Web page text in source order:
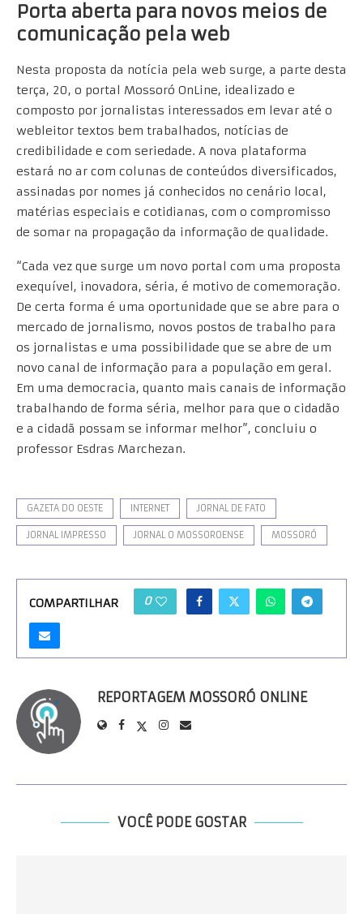
Porta aberta para novos meios de
comunicação pela web
Nesta proposta da notícia pela web surge, a parte desta
terça, 20, o portal Mossoró OnLine, idealizado e
composto por jornalistas interessados em levar até o
webleitor textos bem trabalhados, notícias de
credibilidade e com seriedade. A nova plataforma
estará no ar com colunas de conteúdos diversificados,
assinadas por nomes já conhecidos no cenário local,
matérias especiais e cotidianas, com o compromisso
de somar na propagação da informação de qualidade.
“Cada vez que surge um novo portal com uma proposta
exequível, inovadora, séria, é motivo de comemoração.
De certa forma é uma oportunidade que se abre para o
mercado de jornalismo, novos postos de trabalho para
os jornalistas e uma possibilidade que se abre de um
novo canal de informação para a população em geral.
Em uma democracia, quanto mais canais de informação
trabalhando de forma séria, melhor para que o cidadão
e a cidadã possam se informar melhor”, concluiu o
professor Esdras Marchezan.
GAZETA DO OESTE INTERNET JORNAL DE FATO
JORNAL IMPRESSO JORNAL O MOSSOROENSE MOSSORÓ
COMPARTILHAR 0
REPORTAGEM MOSSORÓ ONLINE
VOCÊ PODE GOSTAR